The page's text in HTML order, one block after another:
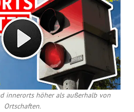
innerorts höher als außerhalb von
Ortschaften.